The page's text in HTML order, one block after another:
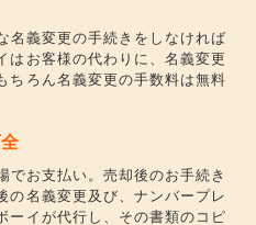
名義変更の手続きをしなければ
はお客様の代わりに、名義変更
ちろん名義変更の手数料は無料
でお支払い。売却後のお手続き
の名義変更及び、ナンバープレ
ーイが代行し、その書類のコピ